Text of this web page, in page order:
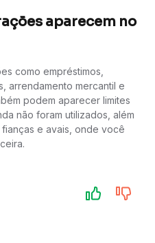
aparecem no
como empréstimos,
arrendamento mercantil e
podem aparecer limites
não foram utilizados, além
e avais, onde você